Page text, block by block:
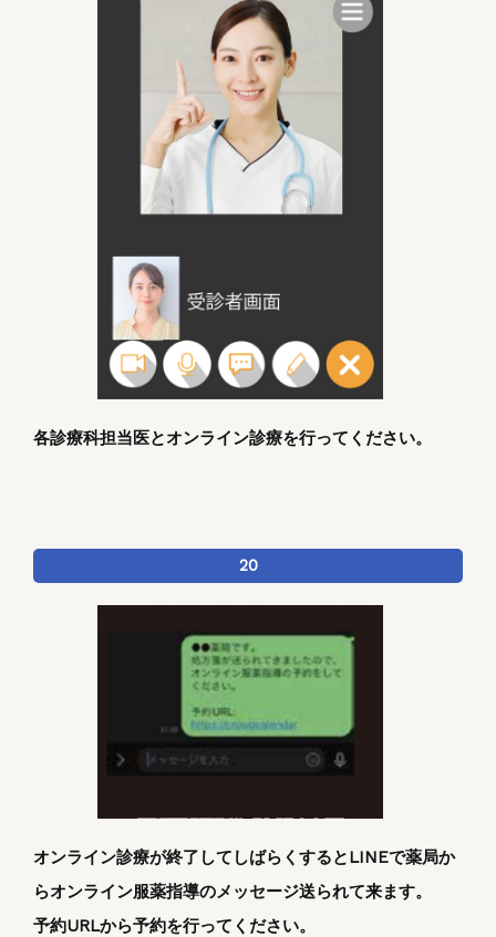
各診療科担当医とオンライン診療を行ってください。
20
オンライン診療が終了してしばらくするとLINEで薬局か
らオンライン服薬指導のメッセージ送られて来ます。
予約URLから予約を行ってください。